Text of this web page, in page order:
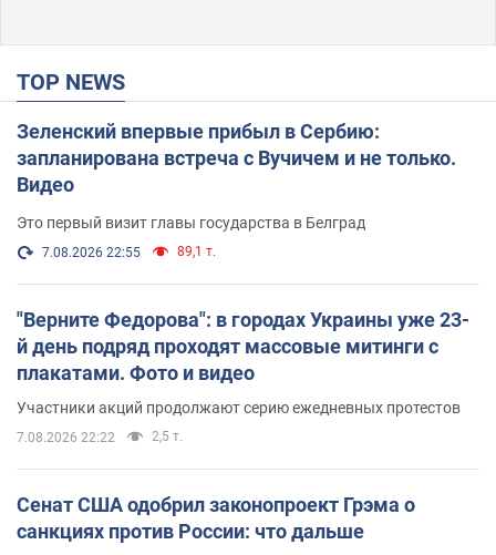
TOP NEWS
Зеленский впервые прибыл в Сербию:
запланирована встреча с Вучичем и не только.
Видео
Это первый визит главы государства в Белград
7.08.2026 22:55 89,1 т.
"Верните Федорова": в городах Украины уже 23-
й день подряд проходят массовые митинги с
плакатами. Фото и видео
Участники акций продолжают серию ежедневных протестов
7.08.2026 22:22 2,5 т.
Сенат США одобрил законопроект Грэма о
санкциях против России: что дальше